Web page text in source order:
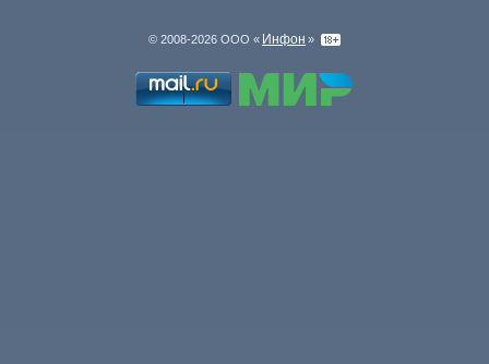
© 2008-2026 ООО « Инфон »